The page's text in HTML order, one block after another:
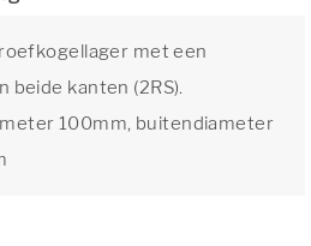
met een
beide kanten (2RS).
100mm, buitendiameter